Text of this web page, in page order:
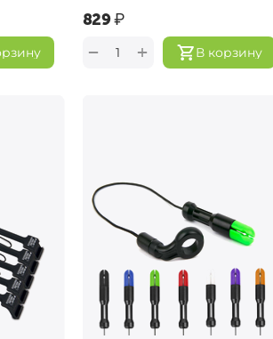
‍829‍₽
В корзину
+
−